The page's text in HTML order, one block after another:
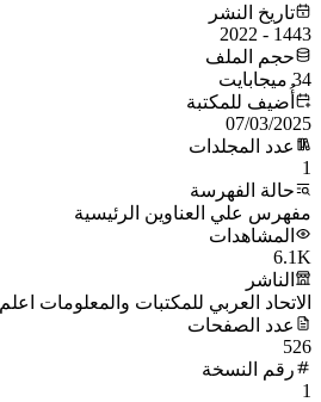
تاريخ النشر
1443 - 2022
حجم الملف
34 ميجابايت
أُضيف للمكتبة
07/03/2025
عدد المجلدات
1
حالة الفهرسة
مفهرس علي العناوين الرئيسية
المشاهدات
6.1K
الناشر
الاتحاد العربي للمكتبات والمعلومات اعلم
عدد الصفحات
526
رقم النسخة
1